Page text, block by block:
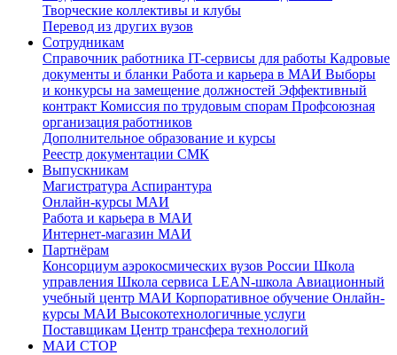
Творческие коллективы и клубы
Перевод из других вузов
Сотрудникам
Cправочник работника IT-сервисы для работы Кадровые
документы и бланки Работа и карьера в МАИ Выборы
и конкурсы на замещение должностей Эффективный
контракт Комиссия по трудовым спорам Профсоюзная
организация работников
Дополнительное образование и курсы
Реестр документации СМК
Выпускникам
Магистратура Аспирантура
Онлайн-курсы МАИ
Работа и карьера в МАИ
Интернет-магазин МАИ
Партнёрам
Консорциум аэрокосмических вузов России Школа
управления Школа сервиса LEAN-школа Авиационный
учебный центр МАИ Корпоративное обучение Онлайн-
курсы МАИ Высокотехнологичные услуги
Поставщикам Центр трансфера технологий
МАИ СТОР